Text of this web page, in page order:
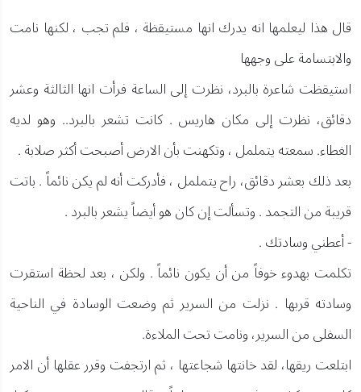
قال هذا ليعلمها انه يدرك انها مستيقظة ، فلم تجب ، لكنها نامت
والابتسامة على وجهها
استيقظت شاعرة بالبرد، نظرت إلى الساعة فرأت انها الثالثة وعشر
دقائق، نظرت إلى مكان هاريس . كانت تشعر بالبرد.. وهو لديه
الغطاء. سمعته يتململ ، وتكهنت بأن الارض أصبحت أكثر صلابة .
بعد ذلك بعشر دقائق، راح يتململ ، فأدركت أنه لم يكن نائماً . باتت
قريبة من التجمد . وتسألت إن كان هو أيضاً يشعر بالبرد .
- أعطني وسادتك .
تكلمت بهدوء خوفاً من أن يكون نائماً . ولكن ، بعد لحظة استقرت
وسادته قربها . نزلت من السرير ثم وضعت الوسادة في الناحية
السفلى من السرير، ونامت تحت الملاءة.
ابتلعت ريقها، لقد خانتها شجاعتها ، ثم ارتجفت وقرر عقلها أن الامر